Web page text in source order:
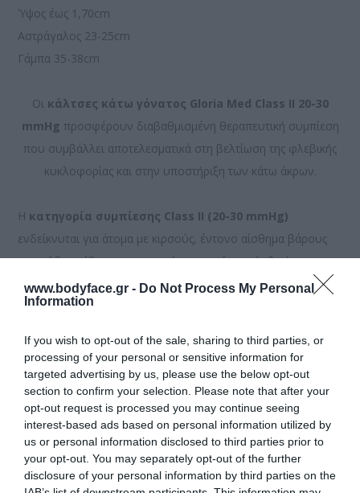
www.bodyface.gr - Do Not Process My Personal
Information
If you wish to opt-out of the sale, sharing to third parties, or
processing of your personal or sensitive information for
targeted advertising by us, please use the below opt-out
section to confirm your selection. Please note that after your
opt-out request is processed you may continue seeing
interest-based ads based on personal information utilized by
us or personal information disclosed to third parties prior to
your opt-out. You may separately opt-out of the further
disclosure of your personal information by third parties on the
Ύψος έως 1,70cm
Αστράγαλος 23-25cm
Γάμπα 35-38cm
Οι κάλτσες κάτω γόνατος Gloria Med Class II 20-30
mmHg προσφέρουν διαβαθμισμένη θεραπευτική συμπίεση
που συμβάλλει αποτελεσματικά στη βελτίωση της φλεβικής
κυκλοφορίας και στην υποστήριξη των κάτω άκρων.
Η κατηγορία συμπίεσης Class II (20-30 mmHg)
ενδείκνυται για άτομα με κιρσούς, έντονο αίσθημα βάρους
στα πόδια, οίδημα, ευρυαγγείες και χρόνια φλεβική
ανεπάρκεια, σύμφωνα με τις οδηγίες του θεράποντος ιατρού.
1,70 μ.
και προσφέρει σωστή εφαρμογή και αποτελεσματική
θεραπευτική συμπίεση καθ’ όλη τη διάρκεια της ημέρας.
Διατίθεται σε επιλογές Normal και Max, ώστε να καλύπτει
διαφορετικές περιφέρειες γάμπας με άνετη εφαρμογή.
Ιδανικές για:
• Χρόνια φλεβική ανεπάρκεια